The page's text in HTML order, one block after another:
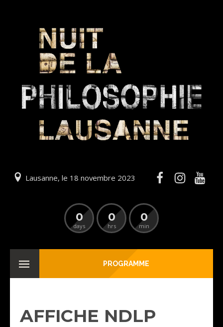
Lausanne, le 18 novembre 2023
0
days
0
hrs
0
min
PROGRAMME
AFFICHE NDLP